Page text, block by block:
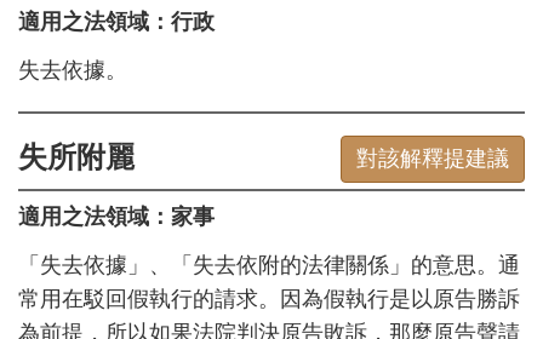
適用之法領域：行政
失去依據。
失所附麗 對該解釋提建議
適用之法領域：家事
「失去依據」、「失去依附的法律關係」的意思。通
常用在駁回假執行的請求。因為假執行是以原告勝訴
為前提，所以如果法院判決原告敗訴，那麼原告聲請